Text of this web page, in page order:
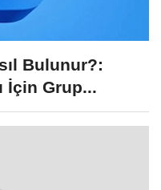
Bulunur?:
İçin Grup...